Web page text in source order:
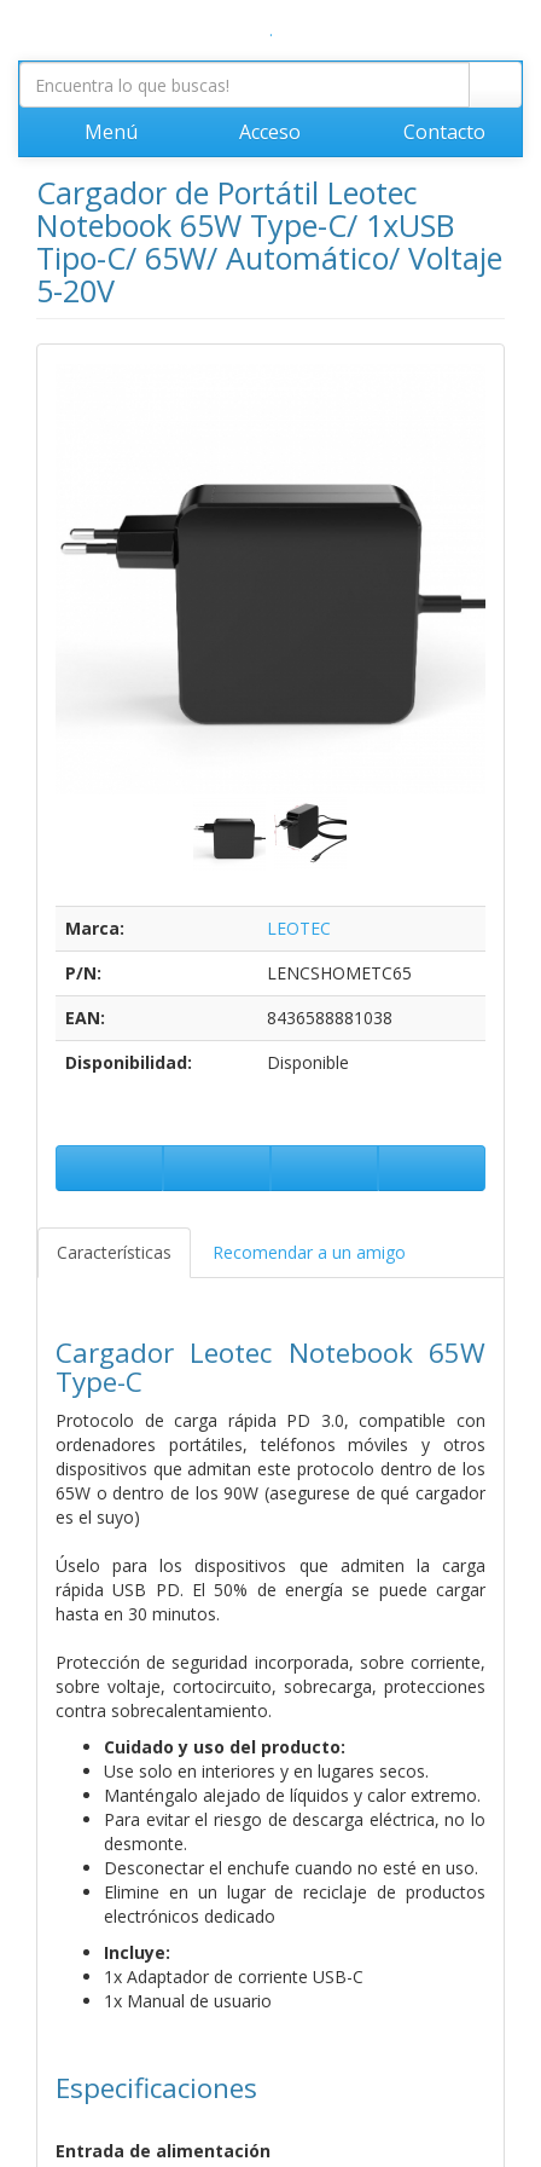
.
Menú Acceso Contacto
Cargador de Portátil Leotec
Notebook 65W Type-C/ 1xUSB
Tipo-C/ 65W/ Automático/ Voltaje
5-20V
Marca:
LEOTEC
P/N:
LENCSHOMETC65
EAN:
8436588881038
Disponibilidad:
Disponible
Características Recomendar a un amigo
Cargador Leotec Notebook 65W
Type-C
Protocolo de carga rápida PD 3.0, compatible con
ordenadores portátiles, teléfonos móviles y otros
dispositivos que admitan este protocolo dentro de los
65W o dentro de los 90W (asegurese de qué cargador
es el suyo)
Úselo para los dispositivos que admiten la carga
rápida USB PD. El 50% de energía se puede cargar
hasta en 30 minutos.
Protección de seguridad incorporada, sobre corriente,
sobre voltaje, cortocircuito, sobrecarga, protecciones
contra sobrecalentamiento.
Cuidado y uso del producto:
Use solo en interiores y en lugares secos.
Manténgalo alejado de líquidos y calor extremo.
Para evitar el riesgo de descarga eléctrica, no lo
desmonte.
Desconectar el enchufe cuando no esté en uso.
Elimine en un lugar de reciclaje de productos
electrónicos dedicado
Incluye:
1x Adaptador de corriente USB-C
1x Manual de usuario
Especificaciones
Entrada de alimentación